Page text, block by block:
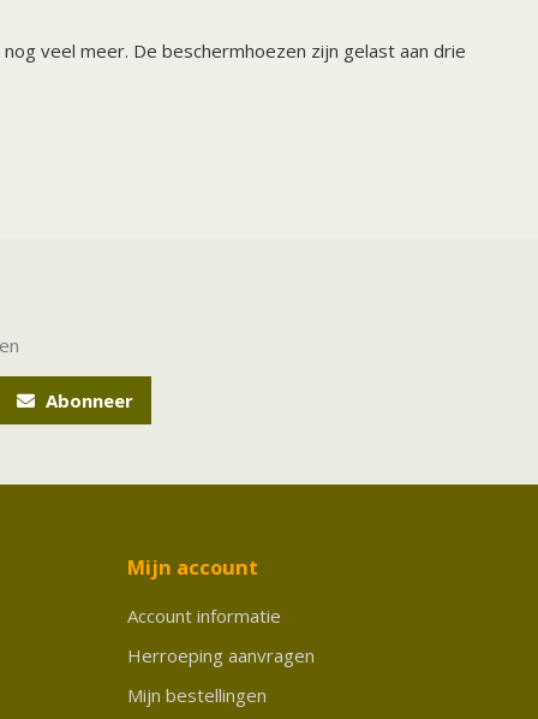
veel meer. De beschermhoezen zijn gelast aan drie
Abonneer
Mijn account
Account informatie
Herroeping aanvragen
Mijn bestellingen